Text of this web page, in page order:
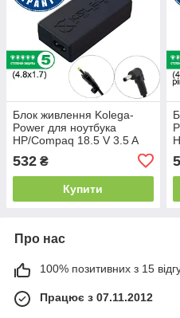
Блок живлення Kolega-
Power для ноутбука
HP/Compaq 18.5 V 3.5 A
65W 4.8x1.7 (Гарантія 24
міс)
532 ₴
Купити
Про нас
100% позитивних з 15
Працює з 07.11.2012